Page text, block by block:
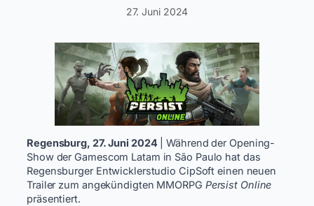
27. Juni 2024
Regensburg, 27. Juni 2024| Während der Opening-
Show der Gamescom Latam in São Paulo hat das
Regensburger Entwicklerstudio CipSoft einen neuen
Trailer zum angekündigten MMORPG Persist Online
präsentiert.